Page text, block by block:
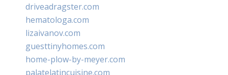
driveadragster.com
hematologa.com
lizaivanov.com
guesttinyhomes.com
home-plow-by-meyer.com
palatelatincuisine.com